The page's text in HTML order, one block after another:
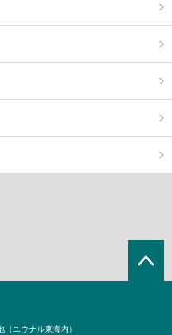
ユウナル東海内）